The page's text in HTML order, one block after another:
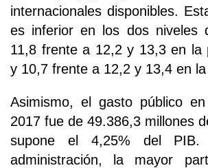
internacionales disponibles.
es inferior en los dos niveles
11,8 frente a 12,2 y 13,3 en la
y 10,7 frente a 12,2 y 13,4 en
Asimismo, el gasto público
2017 fue de 49.386,3 millones
supone el 4,25% del
administración, la mayor